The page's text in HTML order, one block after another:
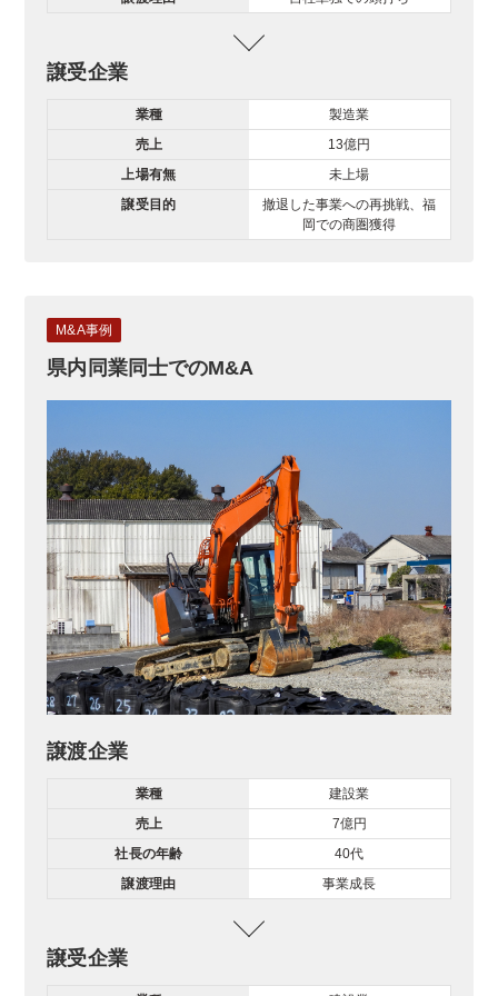
譲受企業
業種
製造業
売上
13億円
上場有無
未上場
譲受目的
撤退した事業への再挑戦、福
岡での商圏獲得
M&A事例
県内同業同士でのM&A
譲渡企業
業種
建設業
売上
7億円
社長の年齢
40代
譲渡理由
事業成長
譲受企業